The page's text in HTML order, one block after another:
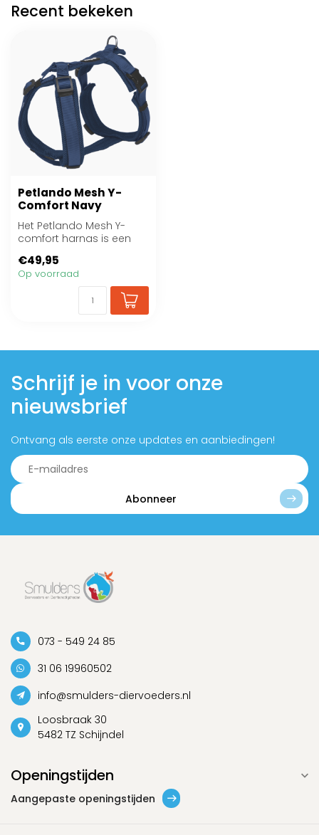
Recent bekeken
Petlando Mesh Y-
Comfort Navy
Het Petlando Mesh Y-
comfort harnas is een
lichtgewicht hondentuig...
€49,95
Op voorraad
Schrijf je in voor onze
nieuwsbrief
Ontvang als eerste onze updates en aanbiedingen!
Abonneer
073 - 549 24 85
31 06 19960502
info@smulders-diervoeders.nl
Loosbraak 30
5482 TZ Schijndel
Openingstijden
Aangepaste openingstijden